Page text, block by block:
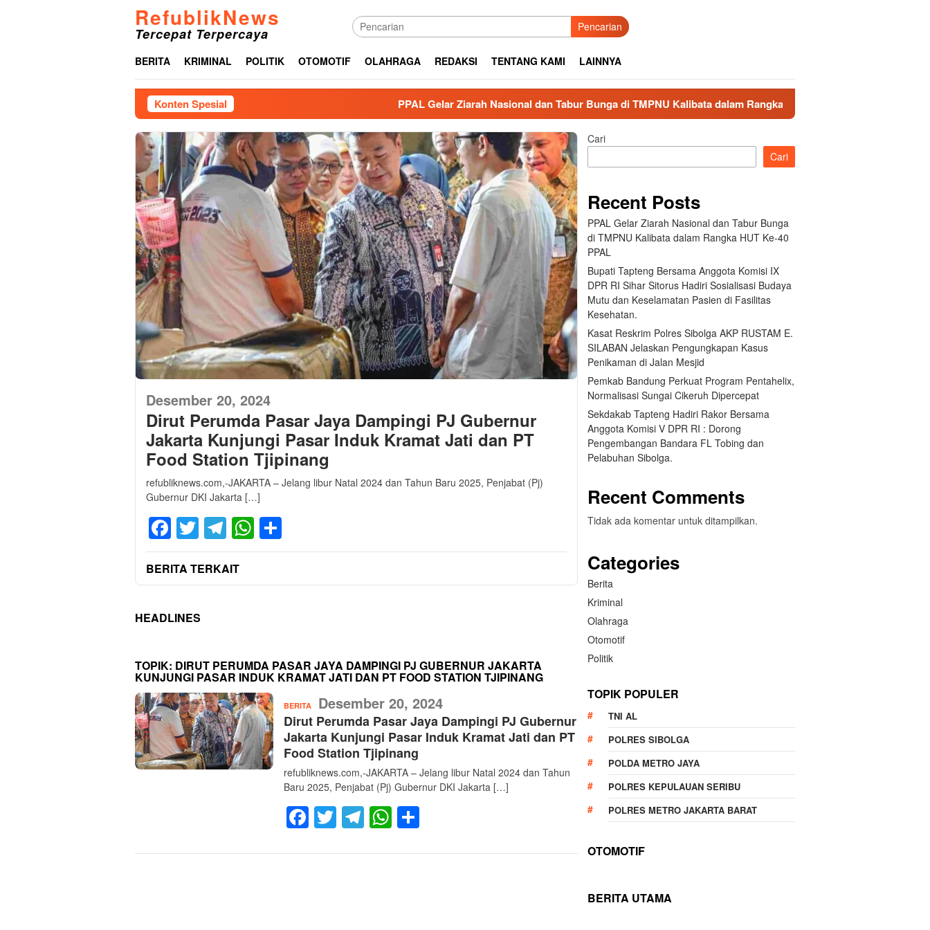
RefublikNews
Tercepat Terpercaya Pencarian
BERITA KRIMINAL POLITIK OTOMOTIF OLAHRAGA REDAKSI TENTANG KAMI LAINNYA
Konten Spesial PPAL Gelar Ziarah Nasional dan Tabur Bunga di TMPNU Kalibata dalam Rangka HUT Ke-40 PPAL
Desember 20, 2024
Dirut Perumda Pasar Jaya Dampingi PJ Gubernur
Jakarta Kunjungi Pasar Induk Kramat Jati dan PT
Food Station Tjipinang
refubliknews.com,-JAKARTA – Jelang libur Natal 2024 dan Tahun Baru 2025, Penjabat (Pj)
Gubernur DKI Jakarta […]
Facebook
Twitter
Telegram
WhatsApp
BERITA TERKAIT
HEADLINES
TOPIK: DIRUT PERUMDA PASAR JAYA DAMPINGI PJ GUBERNUR JAKARTA
KUNJUNGI PASAR INDUK KRAMAT JATI DAN PT FOOD STATION TJIPINANG
BERITARefublikNews
Desember 20, 2024
Dirut Perumda Pasar Jaya Dampingi PJ Gubernur
Jakarta Kunjungi Pasar Induk Kramat Jati dan PT
Food Station Tjipinang
refubliknews.com,-JAKARTA – Jelang libur Natal 2024 dan Tahun
Baru 2025, Penjabat (Pj) Gubernur DKI Jakarta […]
Facebook
Twitter
Telegram
WhatsApp
Cari
Cari
Recent Posts
PPAL Gelar Ziarah Nasional dan Tabur Bunga
di TMPNU Kalibata dalam Rangka HUT Ke-40
PPAL
Bupati Tapteng Bersama Anggota Komisi IX
DPR RI Sihar Sitorus Hadiri Sosialisasi Budaya
Mutu dan Keselamatan Pasien di Fasilitas
Kesehatan.
Kasat Reskrim Polres Sibolga AKP RUSTAM E.
SILABAN Jelaskan Pengungkapan Kasus
Penikaman di Jalan Mesjid
Pemkab Bandung Perkuat Program Pentahelix,
Normalisasi Sungai Cikeruh Dipercepat
Sekdakab Tapteng Hadiri Rakor Bersama
Anggota Komisi V DPR RI : Dorong
Pengembangan Bandara FL Tobing dan
Pelabuhan Sibolga.
Recent Comments
Tidak ada komentar untuk ditampilkan.
Categories
Berita
Kriminal
Olahraga
Otomotif
Politik
TOPIK POPULER
TNI AL
POLRES SIBOLGA
POLDA METRO JAYA
POLRES KEPULAUAN SERIBU
POLRES METRO JAKARTA BARAT
OTOMOTIF
BERITA UTAMA